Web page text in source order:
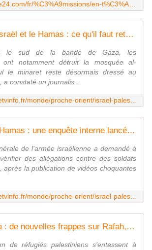
Guerre entre Israël et le Hamas : ce qu'il faut retenir du jeudi 22 février
le sud de la bande de Gaza, les
ont notamment détruit la mosquée al-
le minaret reste désormais dressé au
constaté un journalis...
Guerre Israël-Hamas : une enquête interne lancée par l'armée israélienne sur de possibles exactions à Gaza
de l'armée israélienne a demandé à
des allégations contre des soldats
après la publication de vidéos choquantes
Guerre à Gaza : de nouvelles frappes sur Rafah, l'inquiétude grandit sur place
de réfugiés palestiniens s'entassent à